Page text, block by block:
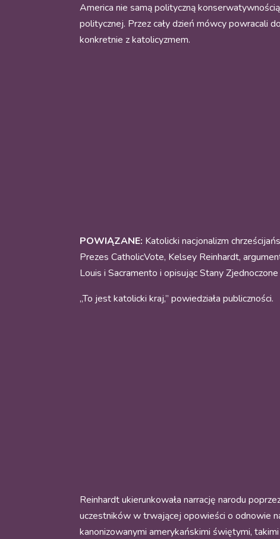
America nie samą polityczną
politycznej. Przez cały dzień mówcy powracali
konkretnie z katolicyzmem.
POWIĄZANE: Katolicki nacjonalizm
Prezes CatholicVote, Kelsey Reinhardt,
Louis i Sacramento i opisując Stany
„To jest katolicki kraj,” powiedziała publiczności.
Reinhardt ukierunkowała narrację narodu
uczestników w trwającej opowieści o odnowie
kanonizowanymi amerykańskimi świętymi,